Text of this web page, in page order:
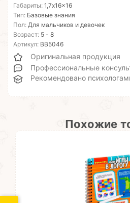
Габариты: 1,7x16x16
Тип: Базовые знания
Пол: Для мальчиков и девочек
Возраст: 5 - 8
Артикул: ВВ5046
Оригинальная продукция
Профессиональные
Рекомендовано
Похожие